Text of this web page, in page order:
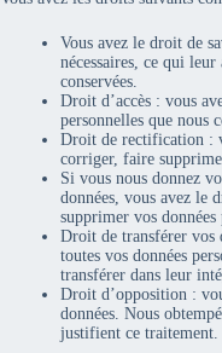
Vous avez le droit de
nécessaires, ce qui
conservées.
Droit d’accès : vous
personnelles que nous
Droit de rectification :
corriger, faire
Si vous nous donnez
données, vous avez le
supprimer vos données
Droit de transférer vos
toutes vos données
transférer dans leur
Droit d’opposition :
données. Nous
justifient ce traitement.